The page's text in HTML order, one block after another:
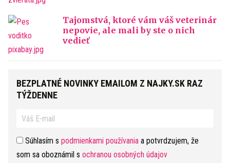
Tajomstvá, ktoré vám váš veterinár
nepovie, ale mali by ste o nich
vedieť
BEZPLATNÉ NOVINKY EMAILOM Z NAJKY.SK RAZ
TÝŽDENNE
Súhlasím s podmienkami používania a potvrdzujem, že
som sa oboznámil s ochranou osobných údajov